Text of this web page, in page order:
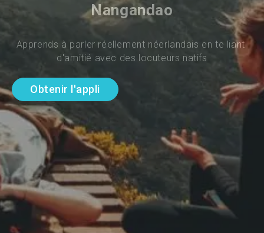
Nangandao
Apprends à parler réellement néerlandais en te liant
d'amitié avec des locuteurs natifs
Obtenir l'appli